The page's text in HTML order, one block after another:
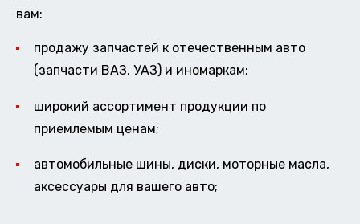
вам:
продажу запчастей к отечественным авто
(запчасти ВАЗ, УАЗ) и иномаркам;
широкий ассортимент продукции по
приемлемым ценам;
автомобильные шины, диски, моторные масла,
аксессуары для вашего авто;